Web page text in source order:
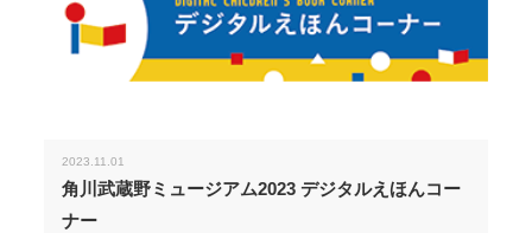
2023.11.01
角川武蔵野ミュージアム2023 デジタルえほんコー
ナー